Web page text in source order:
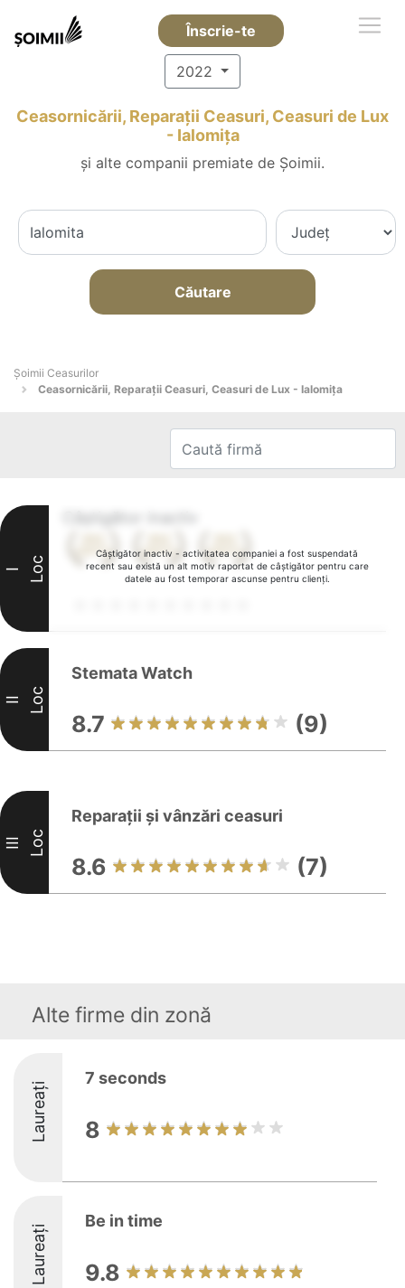
Înscrie-te
2022
Ceasornicării, Reparații Ceasuri, Ceasuri de Lux
- Ialomiţa
și alte companii premiate de Șoimii.
Căutare
Șoimii Ceasurilor
Ceasornicării, Reparații Ceasuri, Ceasuri de Lux - Ialomiţa
Câștigător inactiv - activitatea companiei a fost suspendată
recent sau există un alt motiv raportat de câștigător pentru care
datele au fost temporar ascunse pentru clienți.
I Loc
II Loc
Stemata Watch
8.7 (9)
III Loc
Reparații și vânzări ceasuri
8.6 (7)
Alte firme din zonă
Laureați
7 seconds
8
Laureați
Be in time
9.8